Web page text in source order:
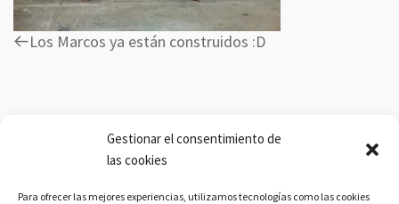
Gestionar el consentimiento de
las cookies
Para ofrecer las mejores experiencias, utilizamos tecnologías como las cookies
Previous
Los Marcos ya están construidos :D